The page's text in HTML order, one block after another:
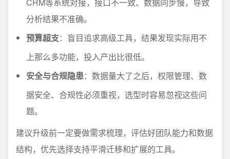
分析结果不准确。
预算超支：盲目追求高级工具，结果发现实际用不
上那么多功能，投入产出比很低。
安全与合规隐患：数据量大了之后，权限管理、数
据安全、合规性必须重视，选型时容易忽视这些问
题。
建议升级前一定要做需求梳理，评估好团队能力和数据
结构，优先选择支持平滑迁移和扩展的工具。